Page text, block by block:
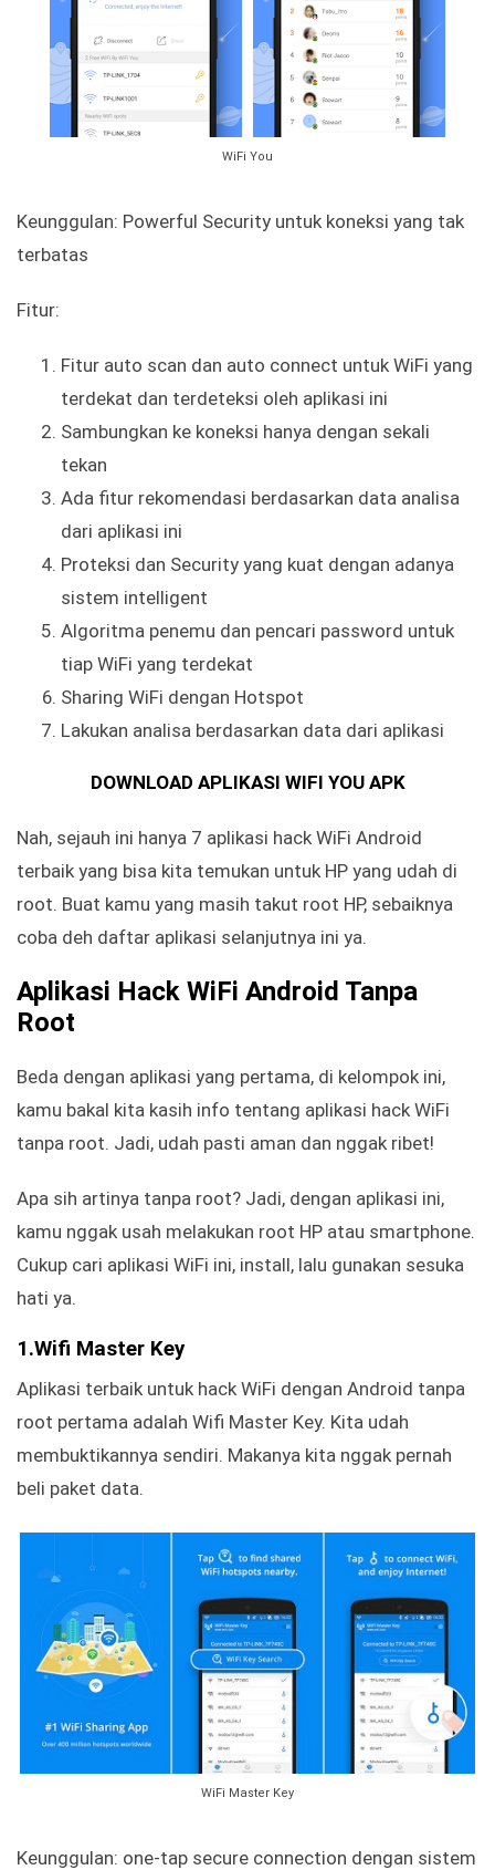
WiFi You
Keunggulan: Powerful Security untuk koneksi yang tak
terbatas
Fitur:
Fitur auto scan dan auto connect untuk WiFi yang
terdekat dan terdeteksi oleh aplikasi ini
Sambungkan ke koneksi hanya dengan sekali
tekan
Ada fitur rekomendasi berdasarkan data analisa
dari aplikasi ini
Proteksi dan Security yang kuat dengan adanya
sistem intelligent
Algoritma penemu dan pencari password untuk
tiap WiFi yang terdekat
Sharing WiFi dengan Hotspot
Lakukan analisa berdasarkan data dari aplikasi
DOWNLOAD APLIKASI WIFI YOU APK
Nah, sejauh ini hanya 7 aplikasi hack WiFi Android
terbaik yang bisa kita temukan untuk HP yang udah di
root. Buat kamu yang masih takut root HP, sebaiknya
coba deh daftar aplikasi selanjutnya ini ya.
Aplikasi Hack WiFi Android Tanpa
Root
Beda dengan aplikasi yang pertama, di kelompok ini,
kamu bakal kita kasih info tentang aplikasi hack WiFi
tanpa root. Jadi, udah pasti aman dan nggak ribet!
Apa sih artinya tanpa root? Jadi, dengan aplikasi ini,
kamu nggak usah melakukan root HP atau smartphone.
Cukup cari aplikasi WiFi ini, install, lalu gunakan sesuka
hati ya.
1.Wifi Master Key
Aplikasi terbaik untuk hack WiFi dengan Android tanpa
root pertama adalah Wifi Master Key. Kita udah
membuktikannya sendiri. Makanya kita nggak pernah
beli paket data.
WiFi Master Key
Keunggulan: one-tap secure connection dengan sistem